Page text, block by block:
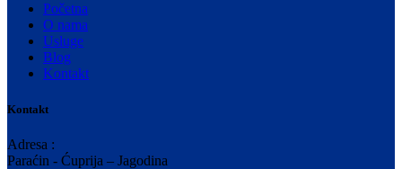
Početna
O nama
Usluge
Blog
Kontakt
Kontakt
Adresa :
Paraćin - Ćuprija – Jagodina